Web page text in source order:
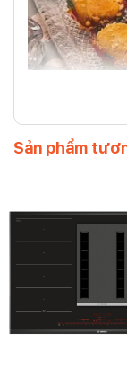
ĐĨA IVV
Sản phẩm